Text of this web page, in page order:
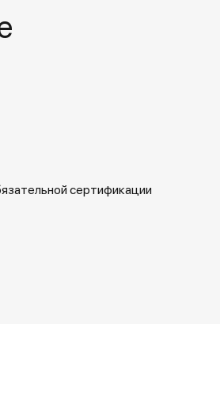
сертификации